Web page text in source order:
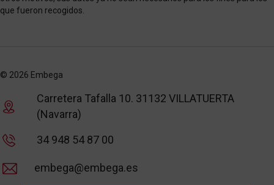
que fueron recogidos.
© 2026 Embega
Carretera Tafalla 10. 31132 VILLATUERTA
(Navarra)
34 948 54 87 00
embega@embega.es